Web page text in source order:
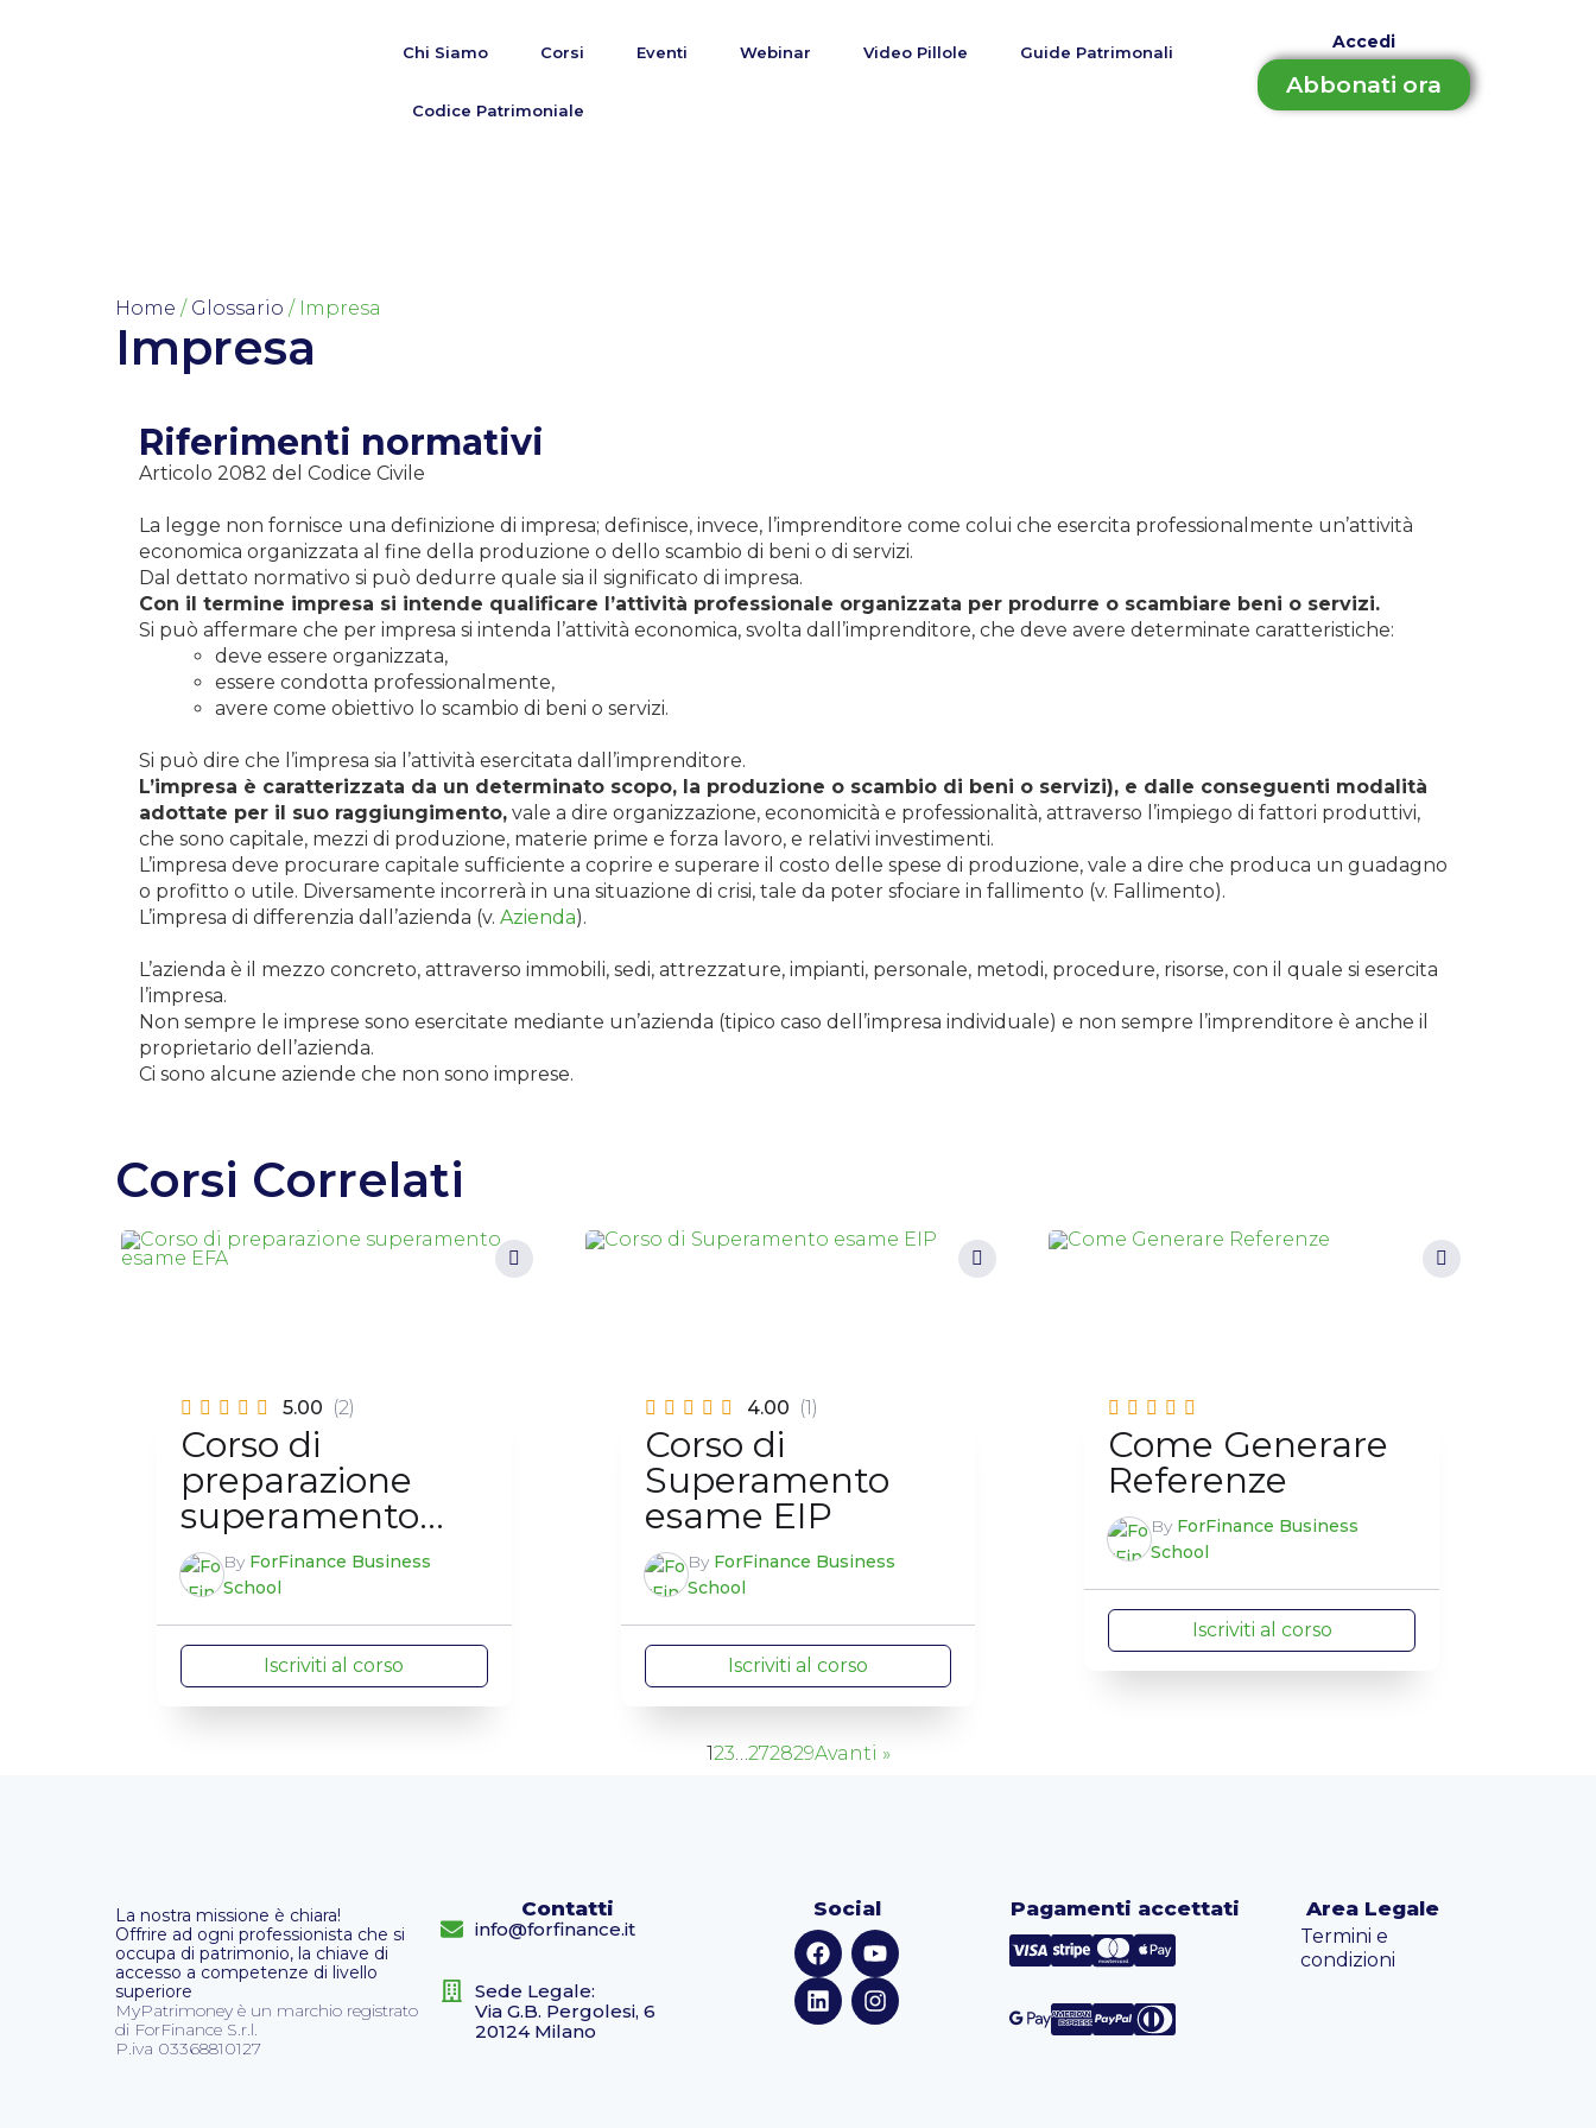
Chi Siamo Corsi Eventi Webinar Video Pillole Guide Patrimonali
Codice Patrimoniale
Accedi
Abbonati ora
Home / Glossario / Impresa
Impresa
Riferimenti normativi
Articolo 2082 del Codice Civile
La legge non fornisce una definizione di impresa; definisce, invece, l’imprenditore come colui che esercita professionalmente un’attività
economica organizzata al fine della produzione o dello scambio di beni o di servizi.
Dal dettato normativo si può dedurre quale sia il significato di impresa.
Con il termine impresa si intende qualificare l’attività professionale organizzata per produrre o scambiare beni o servizi.
Si può affermare che per impresa si intenda l’attività economica, svolta dall’imprenditore, che deve avere determinate caratteristiche:
deve essere organizzata,
essere condotta professionalmente,
avere come obiettivo lo scambio di beni o servizi.
Si può dire che l’impresa sia l’attività esercitata dall’imprenditore.
L’impresa è caratterizzata da un determinato scopo, la produzione o scambio di beni o servizi), e dalle conseguenti modalità
adottate per il suo raggiungimento, vale a dire organizzazione, economicità e professionalità, attraverso l’impiego di fattori produttivi,
che sono capitale, mezzi di produzione, materie prime e forza lavoro, e relativi investimenti.
L’impresa deve procurare capitale sufficiente a coprire e superare il costo delle spese di produzione, vale a dire che produca un guadagno
o profitto o utile. Diversamente incorrerà in una situazione di crisi, tale da poter sfociare in fallimento (v. Fallimento).
L’impresa di differenzia dall’azienda (v. Azienda).
L’azienda è il mezzo concreto, attraverso immobili, sedi, attrezzature, impianti, personale, metodi, procedure, risorse, con il quale si esercita
l’impresa.
Non sempre le imprese sono esercitate mediante un’azienda (tipico caso dell’impresa individuale) e non sempre l’imprenditore è anche il
proprietario dell’azienda.
Ci sono alcune aziende che non sono imprese.
Corsi Correlati
5.00 (2)
Corso di
preparazione
superamento
esame EFA
By ForFinance Business
School
Iscriviti al corso
4.00 (1)
Corso di
Superamento
esame EIP
By ForFinance Business
School
Iscriviti al corso
Come Generare
Referenze
By ForFinance Business
School
Iscriviti al corso
123…272829Avanti »
La nostra missione è chiara!
Offrire ad ogni professionista che si
occupa di patrimonio, la chiave di
accesso a competenze di livello
superiore
MyPatrimoney è un marchio registrato
di ForFinance S.r.l.
P.iva 03368810127
Contatti
info@forfinance.it
Sede Legale:
Via G.B. Pergolesi, 6
20124 Milano
Social Pagamenti accettati Area Legale
Termini e
condizioni